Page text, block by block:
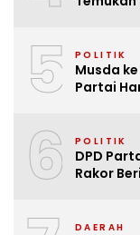
5 POLITIK
Musda
Partai
6 POLITIK
DPD
Rakor
DAERAH